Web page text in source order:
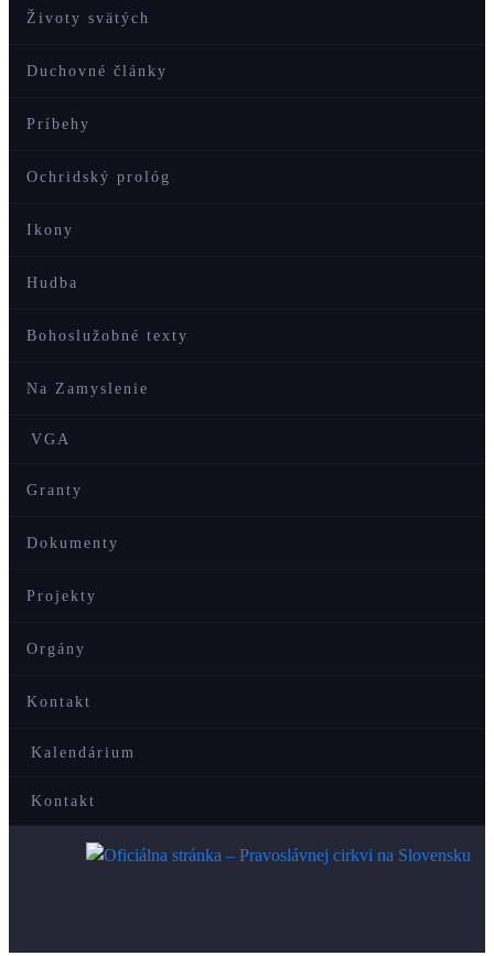
Životy svätých
Duchovné články
Príbehy
Ochridský prológ
Ikony
Hudba
Bohoslužobné texty
Na Zamyslenie
VGA
Granty
Dokumenty
Projekty
Orgány
Kontakt
Kalendárium
Kontakt